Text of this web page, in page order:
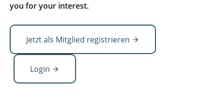
you for your interest.
Jetzt als Mitglied registrieren
Login